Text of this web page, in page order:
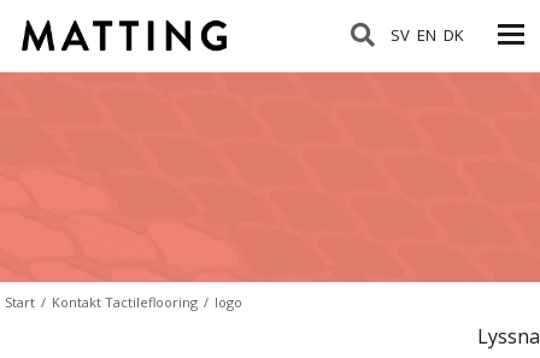
SV EN DK
Start / Kontakt Tactileflooring / logo
Lyssna